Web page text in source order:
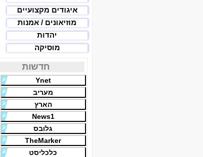
איגודים מקצועיים
מוזיאונים / אמנות
יהדות
מוסיקה
חדשות
Ynet
מעריב
הארץ
News1
גלובס
TheMarker
כלכליסט